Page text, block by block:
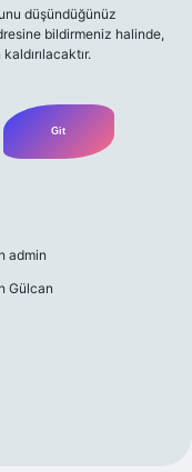
düşündüğünüz
bildirmeniz halinde,
admin
Gülcan